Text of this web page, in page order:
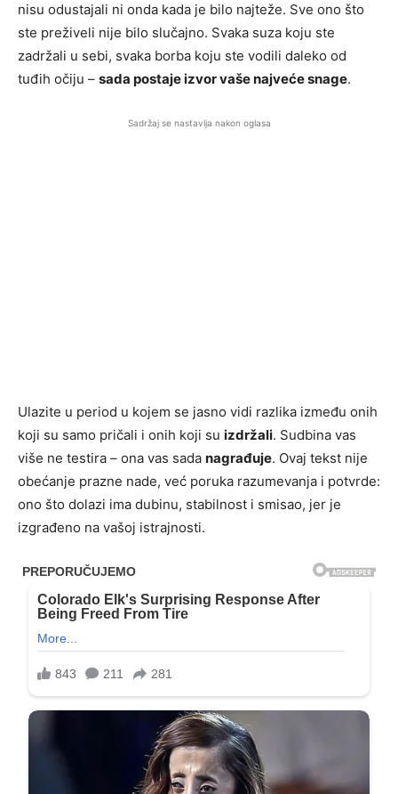
nisu odustajali ni onda kada je bilo najteže. Sve ono što
ste preživeli nije bilo slučajno. Svaka suza koju ste
zadržali u sebi, svaka borba koju ste vodili daleko od
tuđih očiju – sada postaje izvor vaše najveće snage.
Sadržaj se nastavlja nakon oglasa
Ulazite u period u kojem se jasno vidi razlika između onih
koji su samo pričali i onih koji su izdržali. Sudbina vas
više ne testira – ona vas sada nagrađuje. Ovaj tekst nije
obećanje prazne nade, već poruka razumevanja i potvrde:
ono što dolazi ima dubinu, stabilnost i smisao, jer je
izgrađeno na vašoj istrajnosti.